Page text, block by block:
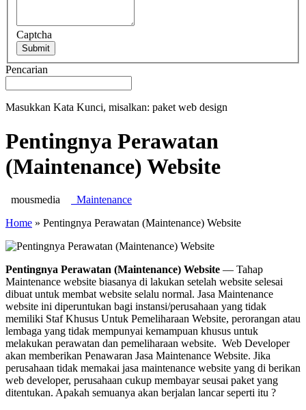
Captcha
Submit
Pencarian
Masukkan Kata Kunci, misalkan: paket web design
Pentingnya Perawatan
(Maintenance) Website
mousmedia
Maintenance
Home » Pentingnya Perawatan (Maintenance) Website
Pentingnya Perawatan (Maintenance) Website — Tahap
Maintenance website biasanya di lakukan setelah website selesai
dibuat untuk membat website selalu normal. Jasa Maintenance
website ini diperuntukan bagi instansi/perusahaan yang tidak
memiliki Staf Khusus Untuk Pemeliharaan Website, perorangan atau
lembaga yang tidak mempunyai kemampuan khusus untuk
melakukan perawatan dan pemeliharaan website. Web Developer
akan memberikan Penawaran Jasa Maintenance Website. Jika
perusahaan tidak memakai jasa maintenance website yang di berikan
web developer, perusahaan cukup membayar seusai paket yang
ditentukan. Apakah semuanya akan berjalan lancar seperti itu ?